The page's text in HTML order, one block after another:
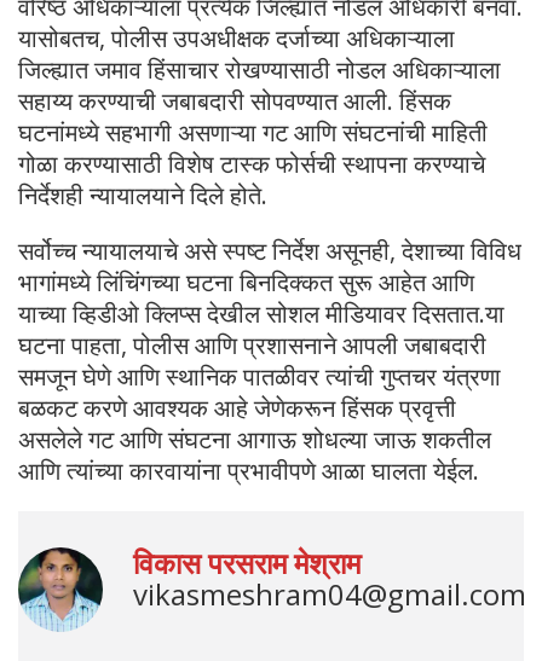
वरिष्ठ अधिकाऱ्याला प्रत्येक जिल्ह्यात नोडल अधिकारी बनवा.
यासोबतच, पोलीस उपअधीक्षक दर्जाच्या अधिकाऱ्याला
जिल्ह्यात जमाव हिंसाचार रोखण्यासाठी नोडल अधिकाऱ्याला
सहाय्य करण्याची जबाबदारी सोपवण्यात आली. हिंसक
घटनांमध्ये सहभागी असणाऱ्या गट आणि संघटनांची माहिती
गोळा करण्यासाठी विशेष टास्क फोर्सची स्थापना करण्याचे
निर्देशही न्यायालयाने दिले होते.
सर्वोच्च न्यायालयाचे असे स्पष्ट निर्देश असूनही, देशाच्या विविध
भागांमध्ये लिंचिंगच्या घटना बिनदिक्कत सुरू आहेत आणि
याच्या व्हिडीओ क्लिप्स देखील सोशल मीडियावर दिसतात.या
घटना पाहता, पोलीस आणि प्रशासनाने आपली जबाबदारी
समजून घेणे आणि स्थानिक पातळीवर त्यांची गुप्तचर यंत्रणा
बळकट करणे आवश्यक आहे जेणेकरून हिंसक प्रवृत्ती
असलेले गट आणि संघटना आगाऊ शोधल्या जाऊ शकतील
आणि त्यांच्या कारवायांना प्रभावीपणे आळा घालता येईल.
विकास परसराम मेश्राम
vikasmeshram04@gmail.com